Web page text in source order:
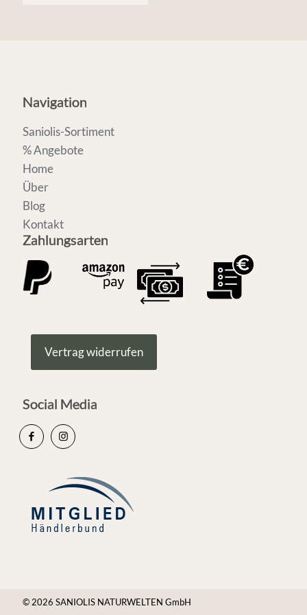
Navigation
Saniolis-Sortiment
% Angebote
Home
Über
Blog
Kontakt
Zahlungsarten
Vertrag widerrufen
Social Media
© 2026 SANIOLIS NATURWELTEN GmbH